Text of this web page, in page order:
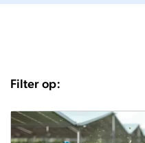
Filter op: